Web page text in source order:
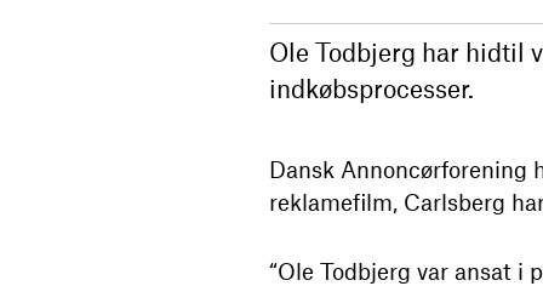
Ole Todbjerg har hidtil
indkøbsprocesser.
Dansk Annoncørforening
reklamefilm, Carlsberg
“Ole Todbjerg var ansat i